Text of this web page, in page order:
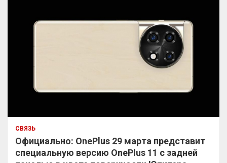
СВЯЗЬ
Официально: OnePlus 29 марта представит
специальную версию OnePlus 11 с задней